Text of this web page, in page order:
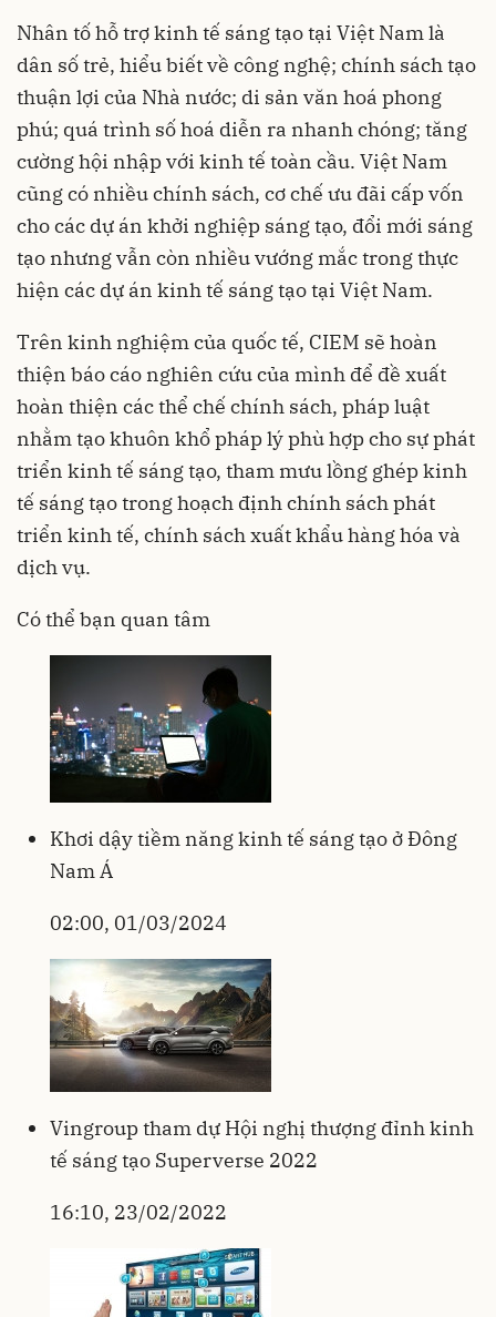
Nhân tố hỗ trợ kinh tế sáng tạo tại Việt Nam là
dân số trẻ, hiểu biết về công nghệ; chính sách tạo
thuận lợi của Nhà nước; di sản văn hoá phong
phú; quá trình số hoá diễn ra nhanh chóng; tăng
cường hội nhập với kinh tế toàn cầu. Việt Nam
cũng có nhiều chính sách, cơ chế ưu đãi cấp vốn
cho các dự án khởi nghiệp sáng tạo, đổi mới sáng
tạo nhưng vẫn còn nhiều vướng mắc trong thực
hiện các dự án kinh tế sáng tạo tại Việt Nam.
Trên kinh nghiệm của quốc tế, CIEM sẽ hoàn
thiện báo cáo nghiên cứu của mình để đề xuất
hoàn thiện các thể chế chính sách, pháp luật
nhằm tạo khuôn khổ pháp lý phù hợp cho sự phát
triển kinh tế sáng tạo, tham mưu lồng ghép kinh
tế sáng tạo trong hoạch định chính sách phát
triển kinh tế, chính sách xuất khẩu hàng hóa và
dịch vụ.
Có thể bạn quan tâm
Khơi dậy tiềm năng kinh tế sáng tạo ở Đông
Nam Á
02:00, 01/03/2024
Vingroup tham dự Hội nghị thượng đỉnh kinh
tế sáng tạo Superverse 2022
16:10, 23/02/2022